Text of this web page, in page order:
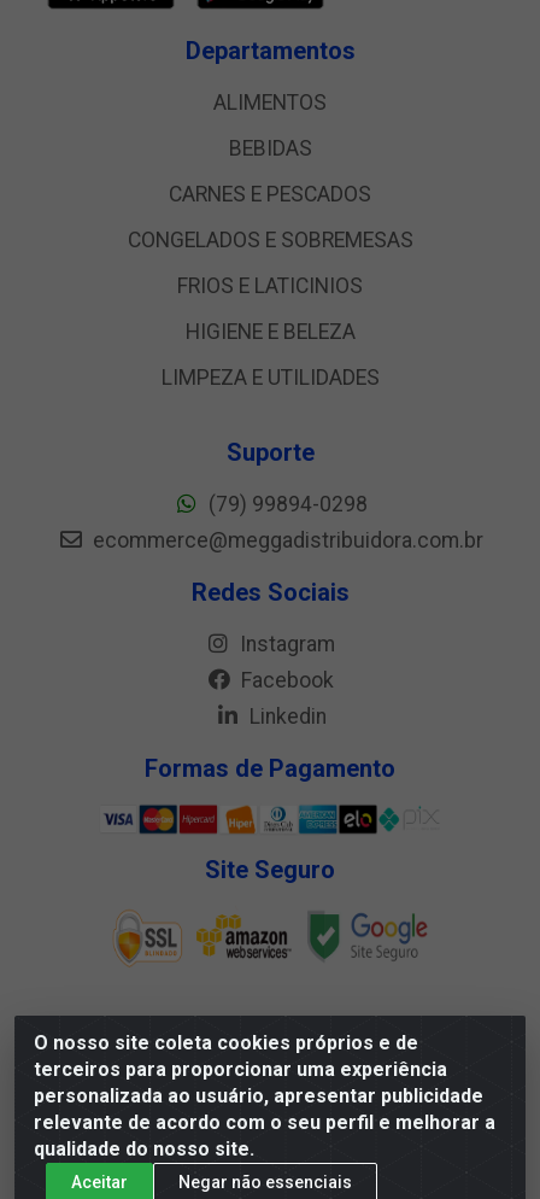
O nosso site coleta cookies próprios e de
terceiros para proporcionar uma experiência
personalizada ao usuário, apresentar publicidade
relevante de acordo com o seu perfil e melhorar a
qualidade do nosso site.
Aceitar Negar não essenciais
Departamentos
ALIMENTOS
BEBIDAS
CARNES E PESCADOS
CONGELADOS E SOBREMESAS
FRIOS E LATICINIOS
HIGIENE E BELEZA
LIMPEZA E UTILIDADES
Suporte
(79) 99894-0298
ecommerce@meggadistribuidora.com.br
Redes Sociais
Instagram
Facebook
Linkedin
Formas de Pagamento
Site Seguro
Megga Distribuidora LTDA - Rua Deputado Jesse
Ferreira Trindade, 1328 - Matadouro, Propriá/SE - CEP
49.900-000 - CNPJ 07.488.144/0001-88